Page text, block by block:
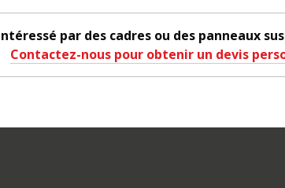
par des cadres ou des panneaux
Contactez-nous pour obtenir un devis